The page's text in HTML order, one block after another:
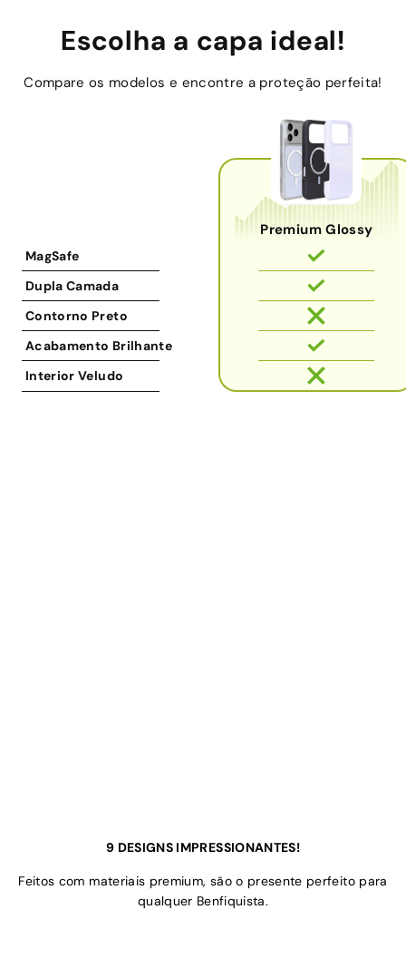
Escolha a capa ideal!
Compare os modelos e encontre a proteção perfeita!
Premium Glossy
MagSafe
Dupla Camada
Contorno Preto
Acabamento Brilhante
Interior Veludo
9 DESIGNS IMPRESSIONANTES!
Feitos com materiais premium, são o presente perfeito para
qualquer Benfiquista.